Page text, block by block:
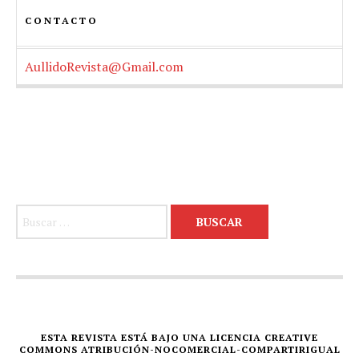
CONTACTO
AullidoRevista@Gmail.com
ESTA REVISTA ESTÁ BAJO UNA LICENCIA CREATIVE
COMMONS ATRIBUCIÓN-NOCOMERCIAL-COMPARTIRIGUAL